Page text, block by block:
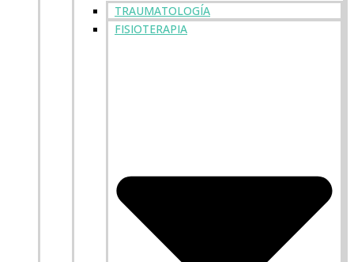
TRAUMATOLOGÍA
FISIOTERAPIA